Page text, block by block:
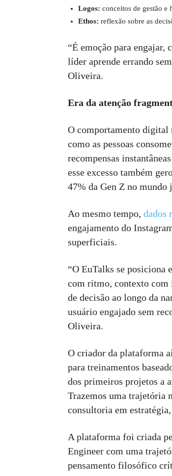
Logos: conceitos de gestão e
Ethos: reflexão sobre as
“É emoção para engajar,
líder aprende errando
Oliveira.
Era da atenção
O comportamento digital
como as pessoas
recompensas
esse excesso também
47% da Gen Z no mundo
Ao mesmo tempo, dados
engajamento do
superficiais.
“O EuTalks se posiciona
com ritmo, contexto com
de decisão ao longo da
usuário engajado sem
Oliveira.
O criador da plataforma
para treinamentos
dos primeiros projetos a
Trazemos uma trajetória
consultoria em
A plataforma foi criada
Engineer com uma
pensamento filosófico